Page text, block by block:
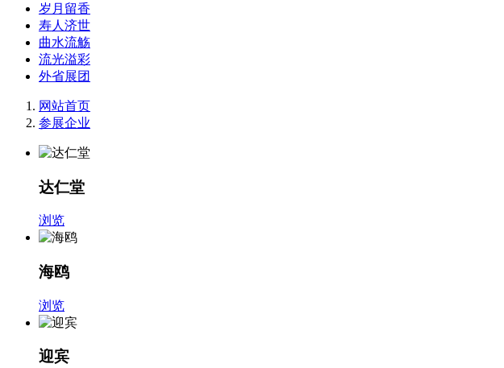
岁月留香
寿人济世
曲水流觞
流光溢彩
外省展团
网站首页
参展企业
达仁堂
浏览
海鸥
浏览
迎宾